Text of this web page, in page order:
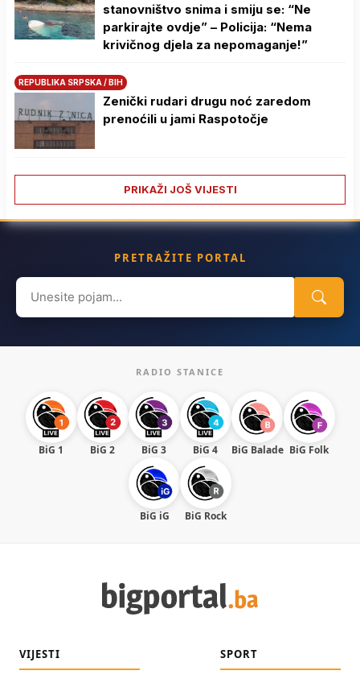
stanovništvo snima i smiju se: “Ne
parkirajte ovdje” – Policija: “Nema
krivičnog djela za nepomaganje!”
REPUBLIKA SRPSKA / BIH
Zenički rudari drugu noć zaredom
prenoćili u jami Raspotočje
PRIKAŽI JOŠ VIJESTI
PRETRAŽITE PORTAL
Search
for:
RADIO STANICE
BiG 1 BiG 2 BiG 3 BiG 4 BiG Balade BiG Folk
BiG iG BiG Rock
VIJESTI SPORT